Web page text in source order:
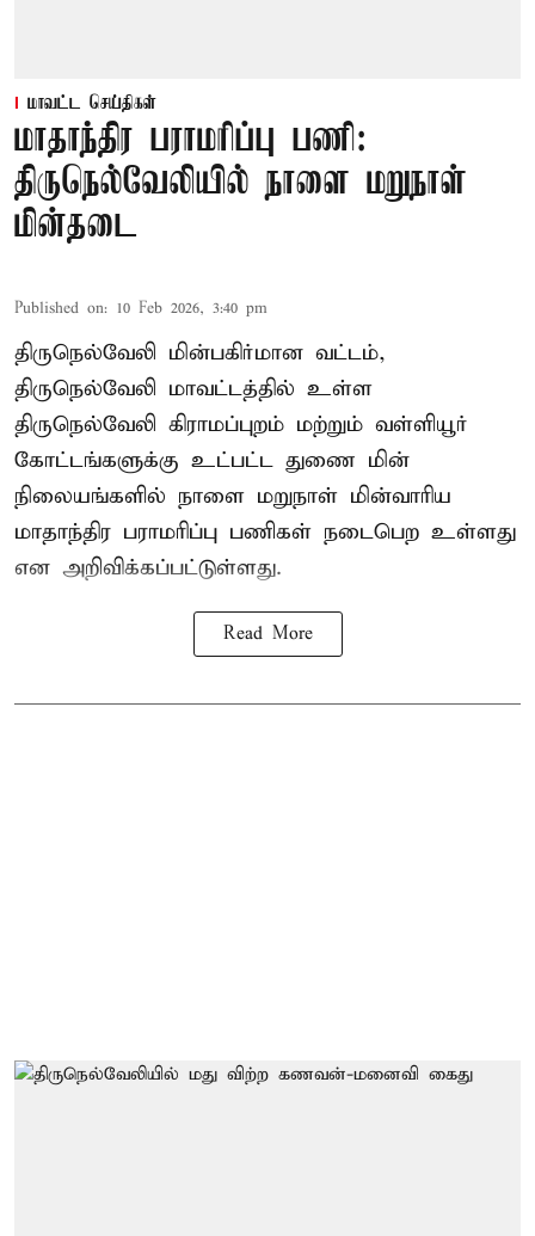
மாவட்ட செய்திகள்
மாதாந்திர பராமரிப்பு பணி:
திருநெல்வேலியில் நாளை மறுநாள்
மின்தடை
Published on: 10 Feb 2026, 3:40 pm
திருநெல்வேலி மின்பகிர்மான வட்டம்,
திருநெல்வேலி மாவட்டத்தில் உள்ள
திருநெல்வேலி கிராமப்புறம் மற்றும் வள்ளியூர்
கோட்டங்களுக்கு உட்பட்ட துணை மின்
நிலையங்களில் நாளை மறுநாள் மின்வாரிய
மாதாந்திர பராமரிப்பு பணிகள் நடைபெற உள்ளது
என அறிவிக்கப்பட்டுள்ளது.
Read More